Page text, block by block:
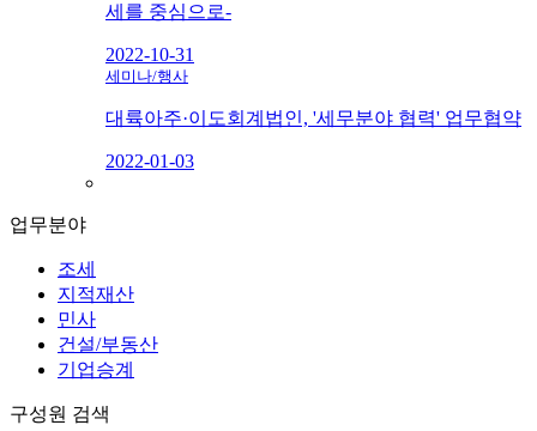
세를 중심으로-
2022-10-31
세미나/행사
대륙아주·이도회계법인, '세무분야 협력' 업무협약
2022-01-03
업무분야
조세
지적재산
민사
건설/부동산
기업승계
구성원 검색